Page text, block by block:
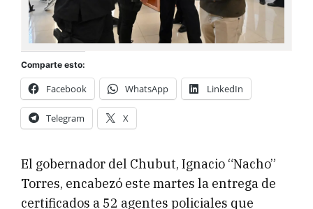
Comparte esto:
Facebook WhatsApp LinkedIn
Telegram X
El gobernador del Chubut, Ignacio “Nacho”
Torres, encabezó este martes la entrega de
certificados a 52 agentes policiales que